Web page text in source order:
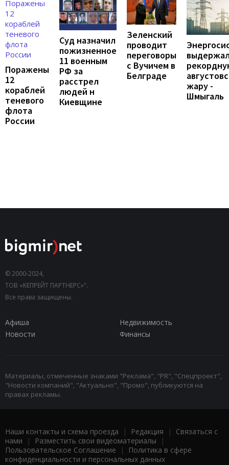
Поражены
12
кораблей
теневого
флота
России
Суд назначил
пожизненное
11 военным
РФ за
расстрел
людей н
Киевщине
Зеленский
проводит
переговоры
с Вучичем в
Белграде
жару -
Шмыгаль
© 2000-2024,
ТОВ «КЕПРЕЙТ ПАРТНЕРС»".
Все права защищены.
Афиша
Недвижимость
Новости
Финансы
Материалы, отмеченные знаками "Реклама", "PR", "Спецпроект",
"Новости компаний", "Актуально", "Промо", публикуются на
правах рекламы.
Наши контакты и схема проезда | Редакция | Связаться с
нами | Разместить свои видеоматериалы |
Пользовательское Соглашение |
Политика в сфере
конфиденциальности и персональных данных